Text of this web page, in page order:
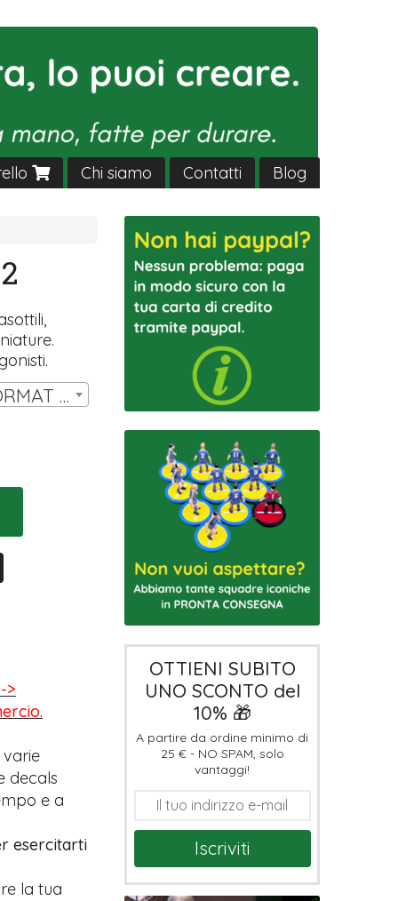
Chi siamo Contatti Blog
SET 14 MINIATURE FORMAT HW T3 | € 11,00
>
decals
e a
esercitarti
la tua
OTTIENI SUBITO
UNO SCONTO del
10% 🎁
A partire da ordine minimo di
25 € - NO SPAM, solo
vantaggi!
Iscriviti